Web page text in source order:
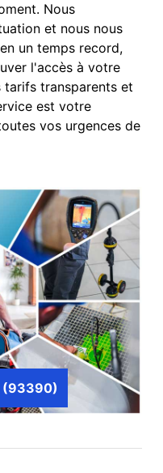
Nous
et nous nous
un temps record,
l'accès à votre
tarifs transparents et
est votre
vos urgences de
(93390)